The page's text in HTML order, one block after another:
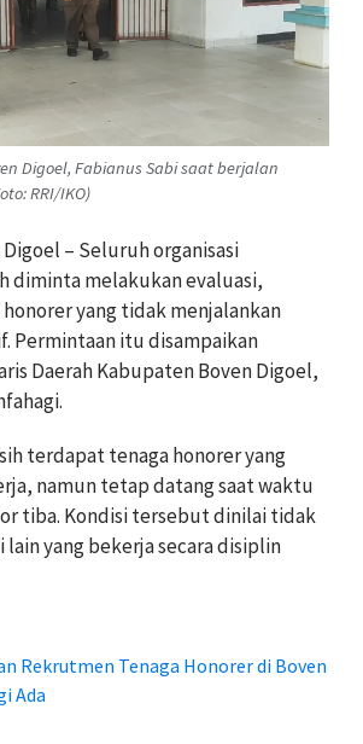
Digoel, Fabianus Sabi saat berjalan
RRI/IKO)
Digoel – Seluruh organisasi
diminta melakukan evaluasi,
yang tidak menjalankan
Permintaan itu disampaikan
Daerah Kabupaten Boven Digoel,
terdapat tenaga honorer yang
namun tetap datang saat waktu
tiba. Kondisi tersebut dinilai tidak
lain yang bekerja secara disiplin
Rekrutmen Tenaga Honorer di Boven
Ada